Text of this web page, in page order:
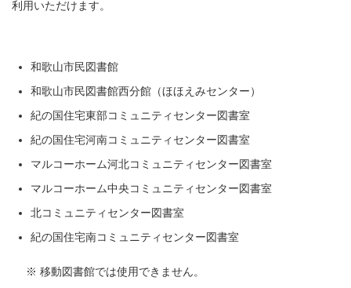
利用いただけます。
和歌山市民図書館
和歌山市民図書館西分館（ほほえみセンター）
紀の国住宅東部コミュニティセンター図書室
紀の国住宅河南コミュニティセンター図書室
マルコーホーム河北コミュニティセンター図書室
マルコーホーム中央コミュニティセンター図書室
北コミュニティセンター図書室
紀の国住宅南コミュニティセンター図書室
※ 移動図書館では使用できません。